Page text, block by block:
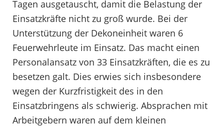
Tagen ausgetauscht, damit die Belastung der
Einsatzkräfte nicht zu groß wurde. Bei der
Unterstützung der Dekoneinheit waren 6
Feuerwehrleute im Einsatz. Das macht einen
Personalansatz von 33 Einsatzkräften, die es zu
besetzen galt. Dies erwies sich insbesondere
wegen der Kurzfristigkeit des in den
Einsatzbringens als schwierig. Absprachen mit
Arbeitgebern waren auf dem kleinen